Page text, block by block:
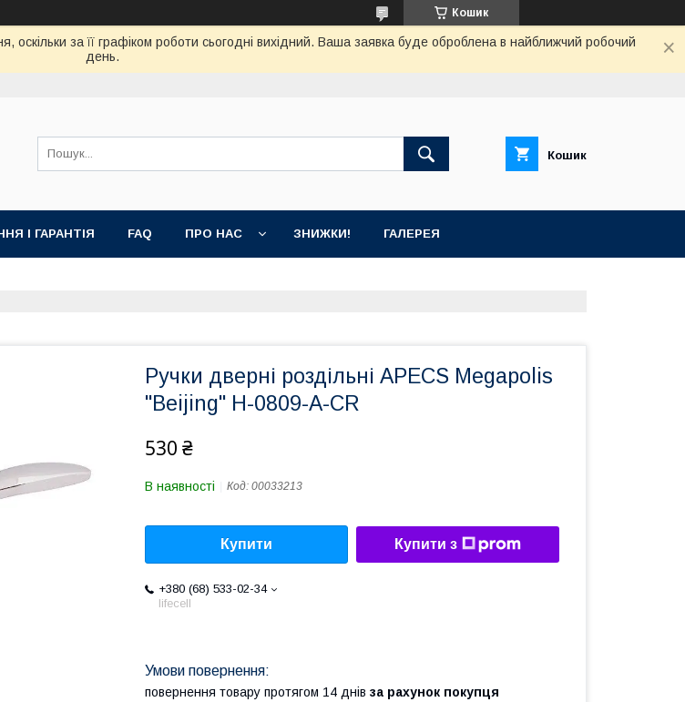
Кошик
за її графіком роботи сьогодні вихідний. Ваша заявка буде оброблена в найближчий робочий
день.
Кошик
І ГАРАНТІЯ FAQ ПРО НАС ЗНИЖКИ! ГАЛЕРЕЯ
Ручки дверні роздільні APECS Megapolis
"Beijing" H-0809-A-CR
530 ₴
В наявності Код: 00033213
Купити Купити з
+380 (68) 533-02-34
lifecell
повернення товару протягом 14 днів за рахунок покупця